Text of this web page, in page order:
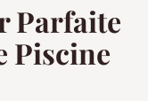
Parfaite
Piscine